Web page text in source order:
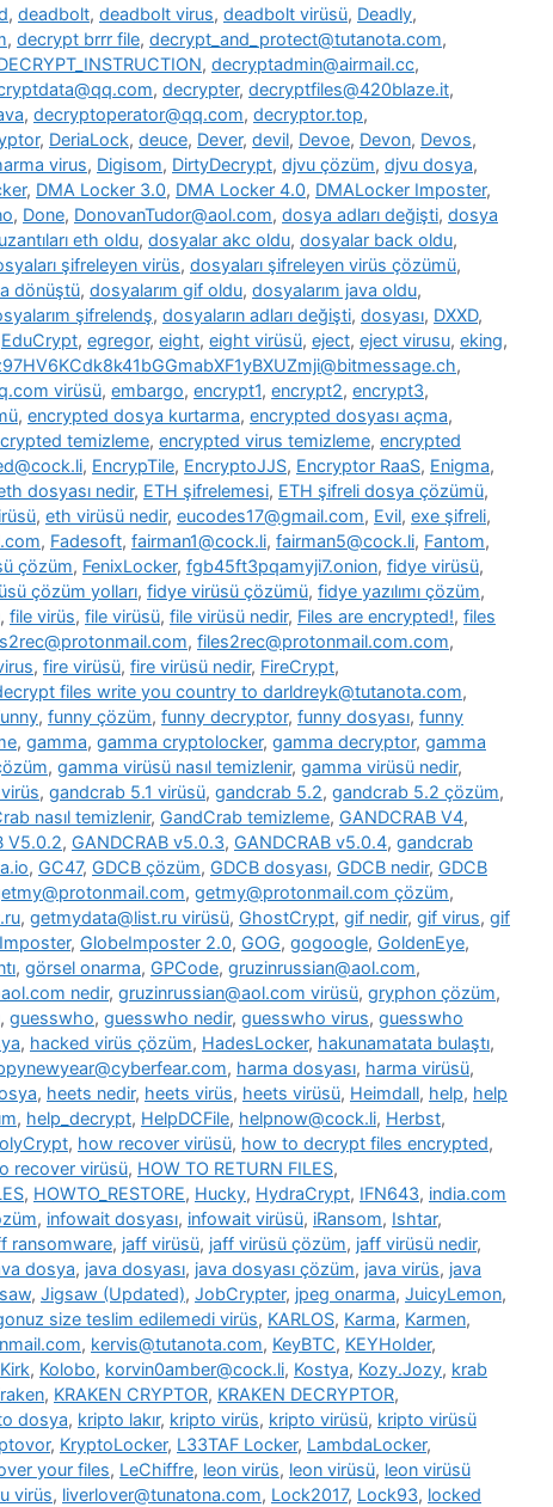
, deadbolt, deadbolt virus, deadbolt virüsü, Deadly,
, decrypt brrr file, decrypt_and_protect@tutanota.com,
, decryptadmin@airmail.cc,
, decrypter, decryptfiles@420blaze.it,
, decryptoperator@qq.com, decryptor.top,
, DeriaLock, deuce, Dever, devil, Devoe, Devon, Devos,
virus, Digisom, DirtyDecrypt, djvu çözüm, djvu dosya,
, DMA Locker 3.0, DMA Locker 4.0, DMALocker Imposter,
, Done, DonovanTudor@aol.com, dosya adları değişti, dosya
eth oldu, dosyalar akc oldu, dosyalar back oldu,
şifreleyen virüs, dosyaları şifreleyen virüs çözümü,
dönüştü, dosyalarım gif oldu, dosyalarım java oldu,
şifrelendş, dosyaların adları değişti, dosyası, DXXD,
EduCrypt, egregor, eight, eight virüsü, eject, eject virusu, eking,
,
virüsü, embargo, encrypt1, encrypt2, encrypt3,
, encrypted dosya kurtarma, encrypted dosyası açma,
temizleme, encrypted virus temizleme, encrypted
, EncrypTile, EncryptoJJS, Encryptor RaaS, Enigma,
dosyası nedir, ETH şifrelemesi, ETH şifreli dosya çözümü,
, eth virüsü nedir, eucodes17@gmail.com, Evil, exe şifreli,
, Fadesoft, fairman1@cock.li, fairman5@cock.li, Fantom,
çözüm, FenixLocker, fgb45ft3pqamyji7.onion, fidye virüsü,
çözüm yolları, fidye virüsü çözümü, fidye yazılımı çözüm,
, file virüs, file virüsü, file virüsü nedir, Files are encrypted!, files
, files2rec@protonmail.com.com,
, fire virüsü, fire virüsü nedir, FireCrypt,
files write you country to darldreyk@tutanota.com,
, funny çözüm, funny decryptor, funny dosyası, funny
, gamma, gamma cryptolocker, gamma decryptor, gamma
, gamma virüsü nasıl temizlenir, gamma virüsü nedir,
, gandcrab 5.1 virüsü, gandcrab 5.2, gandcrab 5.2 çözüm,
nasıl temizlenir, GandCrab temizleme, GANDCRAB V4,
V5.0.2, GANDCRAB v5.0.3, GANDCRAB v5.0.4, gandcrab
, GC47, GDCB çözüm, GDCB dosyası, GDCB nedir, GDCB
, getmy@protonmail.com çözüm,
, getmydata@list.ru virüsü, GhostCrypt, gif nedir, gif virus, gif
, GlobeImposter 2.0, GOG, gogoogle, GoldenEye,
, görsel onarma, GPCode, gruzinrussian@aol.com,
nedir, gruzinrussian@aol.com virüsü, gryphon çözüm,
, guesswho, guesswho nedir, guesswho virus, guesswho
, hacked virüs çözüm, HadesLocker, hakunamatata bulaştı,
, harma dosyası, harma virüsü,
, heets nedir, heets virüs, heets virüsü, Heimdall, help, help
, help_decrypt, HelpDCFile, helpnow@cock.li, Herbst,
, how recover virüsü, how to decrypt files encrypted,
recover virüsü, HOW TO RETURN FILES,
, HOWTO_RESTORE, Hucky, HydraCrypt, IFN643, india.com
, infowait dosyası, infowait virüsü, iRansom, Ishtar,
ransomware, jaff virüsü, jaff virüsü çözüm, jaff virüsü nedir,
dosya, java dosyası, java dosyası çözüm, java virüs, java
, Jigsaw (Updated), JobCrypter, jpeg onarma, JuicyLemon,
size teslim edilemedi virüs, KARLOS, Karma, Karmen,
, kervis@tutanota.com, KeyBTC, KEYHolder,
Kirk, Kolobo, korvin0amber@cock.li, Kostya, Kozy.Jozy, krab
, KRAKEN CRYPTOR, KRAKEN DECRYPTOR,
dosya, kripto lakır, kripto virüs, kripto virüsü, kripto virüsü
, KryptoLocker, L33TAF Locker, LambdaLocker,
your files, LeChiffre, leon virüs, leon virüsü, leon virüsü
virüs, liverlover@tunatona.com, Lock2017, Lock93, locked